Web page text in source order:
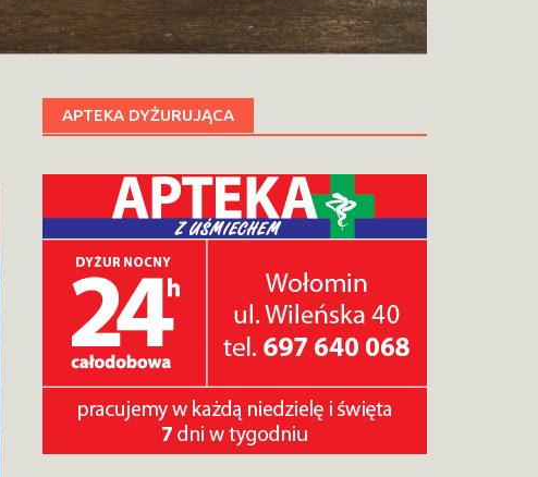
APTEKA DYŻURUJĄCA